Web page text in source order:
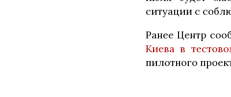
ситуации с
Ранее Центр
Киева в
пилотного